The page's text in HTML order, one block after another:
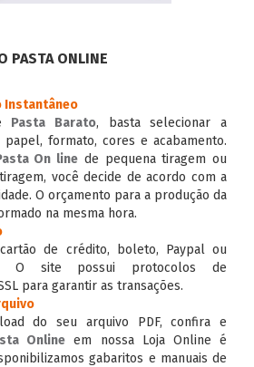
PASTA ONLINE
Instantâneo
Pasta Barato, basta selecionar a
papel, formato, cores e acabamento.
On line de pequena tiragem ou
você decide de acordo com a
O orçamento para a produção da
na mesma hora.
de crédito, boleto, Paypal ou
O site possui protocolos de
para garantir as transações.
do seu arquivo PDF, confira e
Online em nossa Loja Online é
gabaritos e manuais de